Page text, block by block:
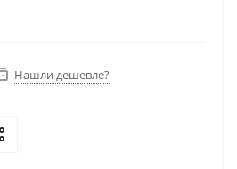
2Гб, Память DDR4 16Gb,
Нашли дешевле?